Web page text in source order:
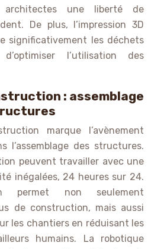
une liberté de
De plus, l’impression 3D
significativement les déchets
l’utilisation des
: assemblage
marque l’avènement
l’assemblage des structures.
peuvent travailler avec une
inégalées, 24 heures sur 24.
permet non seulement
de construction, mais aussi
les chantiers en réduisant les
humains. La robotique